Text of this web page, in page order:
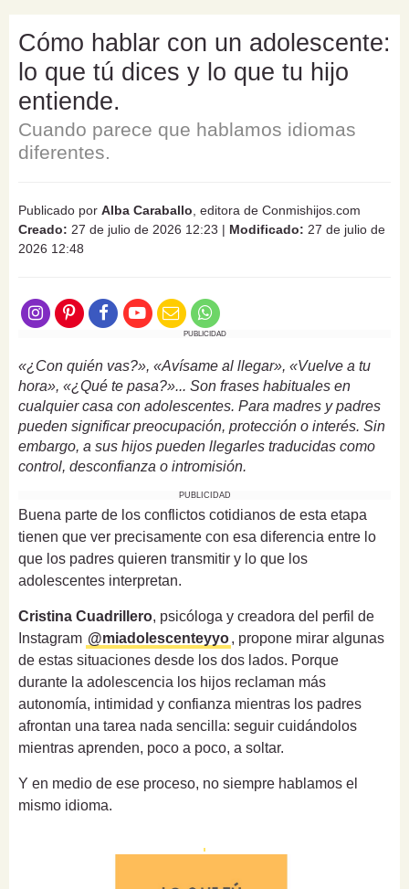
Cómo hablar con un adolescente:
lo que tú dices y lo que tu hijo
entiende.
Cuando parece que hablamos idiomas
diferentes.
Publicado por Alba Caraballo , editora de Conmishijos.com
Creado: 27 de julio de 2026 12:23 | Modificado: 27 de julio de
2026 12:48
PUBLICIDAD
«¿Con quién vas?», «Avísame al llegar», «Vuelve a tu
hora», «¿Qué te pasa?»... Son frases habituales en
cualquier casa con adolescentes. Para madres y padres
pueden significar preocupación, protección o interés. Sin
embargo, a sus hijos pueden llegarles traducidas como
control, desconfianza o intromisión.
PUBLICIDAD
Buena parte de los conflictos cotidianos de esta etapa
tienen que ver precisamente con esa diferencia entre lo
que los padres quieren transmitir y lo que los
adolescentes interpretan.
Cristina Cuadrillero, psicóloga y creadora del perfil de
Instagram @miadolescenteyyo, propone mirar algunas
de estas situaciones desde los dos lados. Porque
durante la adolescencia los hijos reclaman más
autonomía, intimidad y confianza mientras los padres
afrontan una tarea nada sencilla: seguir cuidándolos
mientras aprenden, poco a poco, a soltar.
Y en medio de ese proceso, no siempre hablamos el
mismo idioma.